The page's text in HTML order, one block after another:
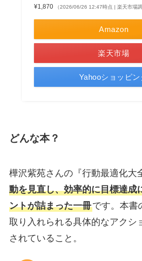
¥1,870
（2026/06/26 12:47時点 | 楽天市場調
Amazon
楽天市場
Yahooショッピン
どんな本？
樺沢紫苑さんの『行動最適化大
動を見直し、効率的に目標達成
ントが詰まった一冊です。本書
取り入れられる具体的なアクシ
されていること。